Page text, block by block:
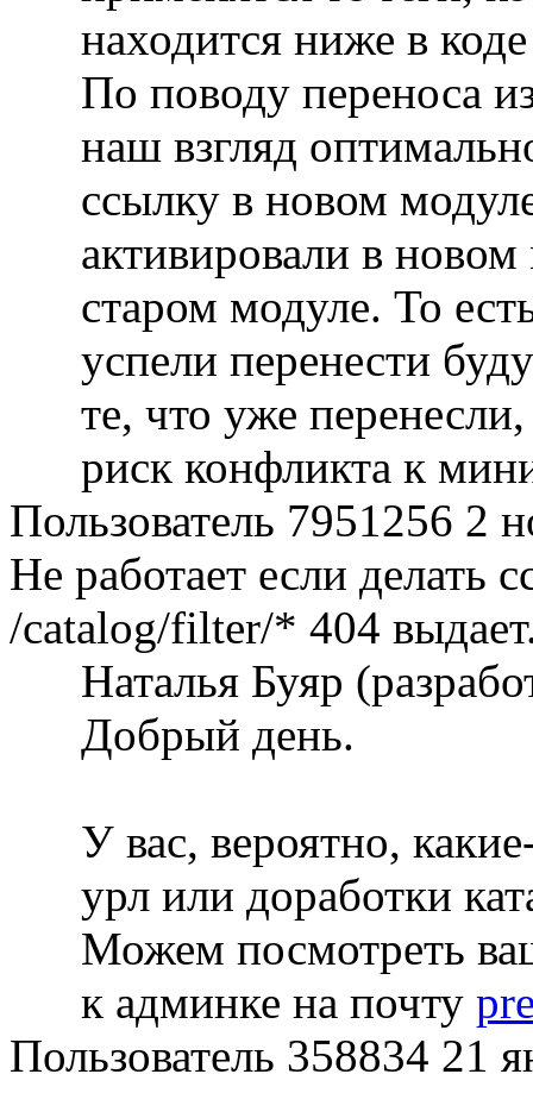
находится ниже в
По поводу переноса
наш взгляд
ссылку в новом
активировали в
старом модуле. То
успели перенести
те, что уже
риск конфликта к
Пользователь 7951256 2
Не работает если делать
/catalog/filter/* 404
Наталья Буяр
Добрый день.
У вас, вероятно,
урл или доработки
Можем посмотреть
к админке на почту
Пользователь 358834 21